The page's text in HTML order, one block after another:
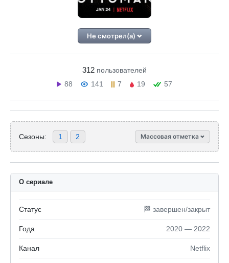
Не смотрел(а)
312 пользователей
88
141 7 19 57
Сезоны: 1 2 Массовая отметка
О сериале
Статус 🏁 завершен/закрыт
Года 2020 — 2022
Канал Netflix